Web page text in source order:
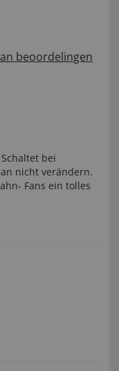
beoordelingen
bei
nicht verändern.
Fans ein tolles